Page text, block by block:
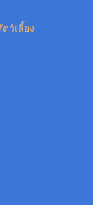
ว์เลี้ยง